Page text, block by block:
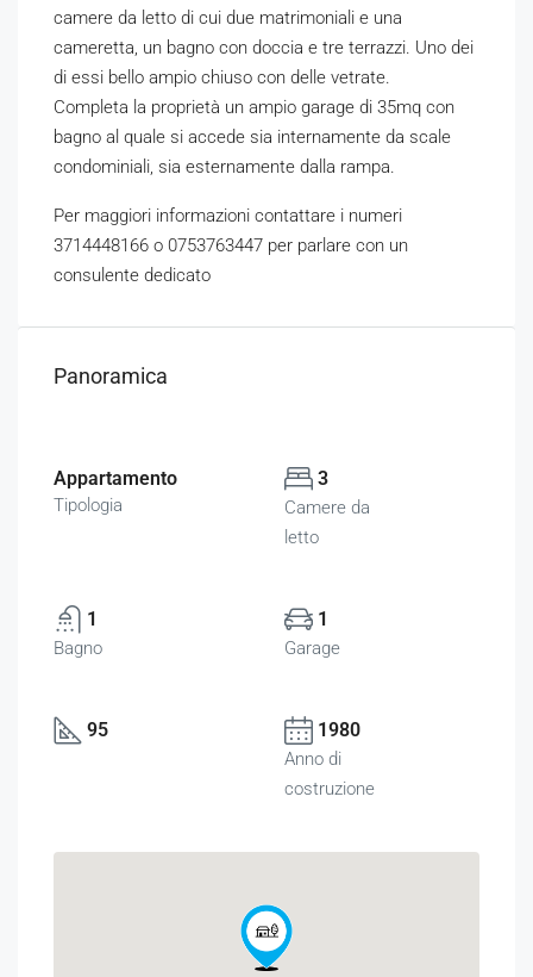
camere da letto di cui due matrimoniali e una
cameretta, un bagno con doccia e tre terrazzi. Uno dei
di essi bello ampio chiuso con delle vetrate.
Completa la proprietà un ampio garage di 35mq con
bagno al quale si accede sia internamente da scale
condominiali, sia esternamente dalla rampa.
Per maggiori informazioni contattare i numeri
3714448166 o 0753763447 per parlare con un
consulente dedicato
Panoramica
Appartamento
Tipologia
3
Camere da
letto
1
Bagno
1
Garage
95 1980
Anno di
costruzione